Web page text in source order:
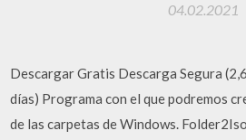
04.02.2021
Descargar Gratis Descarga Segura
días) Programa con el que podremos
de las carpetas de Windows.